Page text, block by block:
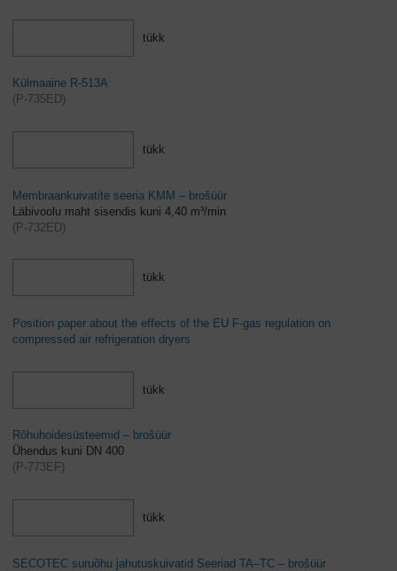
tükk
Külmaaine R-513A
(P-735ED)
tükk
Membraankuivatite seeria KMM – brošüür
Läbivoolu maht sisendis kuni 4,40 m³/min
(P-732ED)
tükk
Position paper about the effects of the EU F-gas regulation on
compressed air refrigeration dryers
tükk
Rõhuhoidesüsteemid – brošüür
Ühendus kuni DN 400
(P-773EF)
tükk
SECOTEC suruõhu jahutuskuivatid Seeriad TA–TC – brošüür